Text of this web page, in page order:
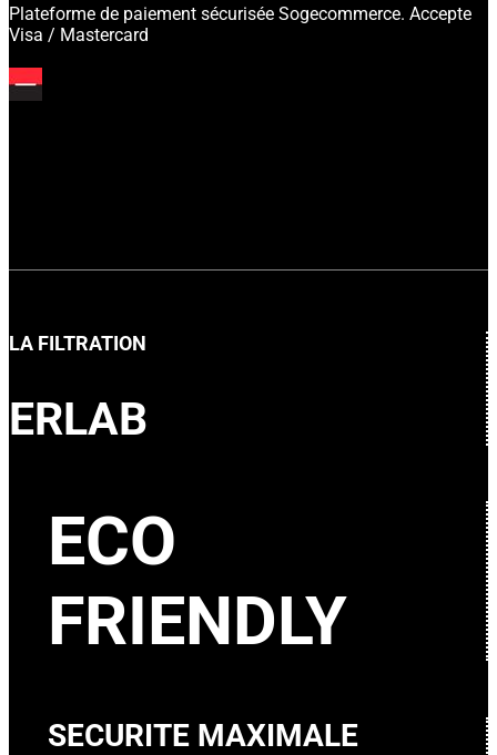
Plateforme de paiement sécurisée Sogecommerce. Accepte
Visa / Mastercard
LA FILTRATION
ERLAB
ECO
FRIENDLY
SECURITE MAXIMALE